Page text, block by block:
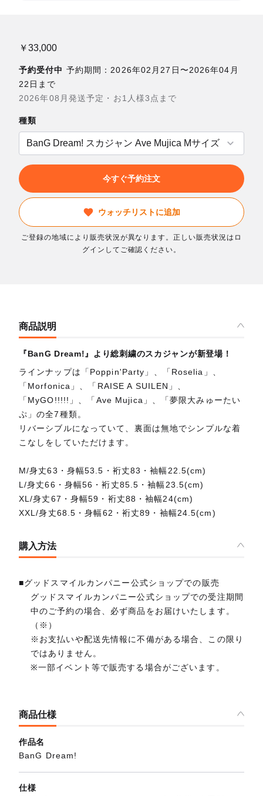
￥33,000
予約受付中 予約期間：2026年02月27日〜2026年04月
22日まで
2026年08月発送予定・お1人様3点まで
種類
今すぐ予約注文
ウォッチリストに追加
ご登録の地域により販売状況が異なります。正しい販売状況はロ
グインしてご確認ください。
商品説明
『BanG Dream!』より総刺繍のスカジャンが新登場！
ラインナップは「Poppin'Party」、「Roselia」、
「Morfonica」、「RAISE A SUILEN」、
「MyGO!!!!!」、「Ave Mujica」、「夢限大みゅーたい
ぷ」の全7種類。
リバーシブルになっていて、裏面は無地でシンプルな着
こなしをしていただけます。
M/身丈63・身幅53.5・裄丈83・袖幅22.5(cm)
L/身丈66・身幅56・裄丈85.5・袖幅23.5(cm)
XL/身丈67・身幅59・裄丈88・袖幅24(cm)
XXL/身丈68.5・身幅62・裄丈89・袖幅24.5(cm)
購入方法
■グッドスマイルカンパニー公式ショップでの販売
グッドスマイルカンパニー公式ショップでの受注期間
中のご予約の場合、必ず商品をお届けいたします。
（※）
※お支払いや配送先情報に不備がある場合、この限り
ではありません。
※一部イベント等で販売する場合がございます。
商品仕様
作品名
BanG Dream!
仕様